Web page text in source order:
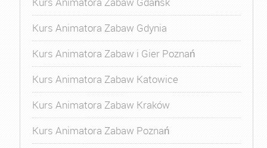
Kurs Animatora Zabaw Gdynia
Kurs Animatora Zabaw i Gier Poznań
Kurs Animatora Zabaw Katowice
Kurs Animatora Zabaw Kraków
Kurs Animatora Zabaw Poznań